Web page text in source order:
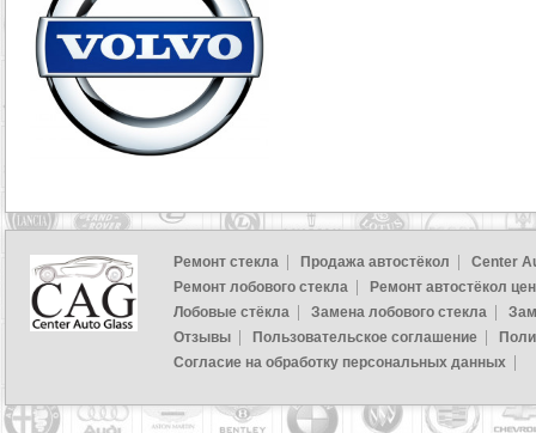
Ремонт стекла Продажа автостёкол
Center
Ремонт лобового стекла
Ремонт автостёкол
Лобовые стёкла
Замена лобового стекла
Отзывы
Пользовательское соглашение
Согласие на обработку персональных данных